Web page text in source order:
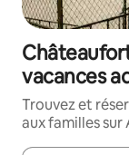
vacances
Trouvez et
aux familles sur